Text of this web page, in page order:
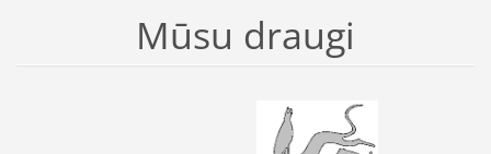
Mūsu draugi